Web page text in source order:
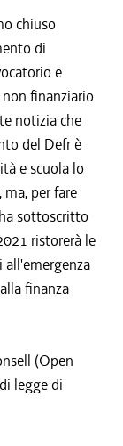
chiuso
di
e
finanziario
notizia che
del Defr è
e scuola lo
per fare
sottoscritto
ristorerà le
finanza
(Open
legge di